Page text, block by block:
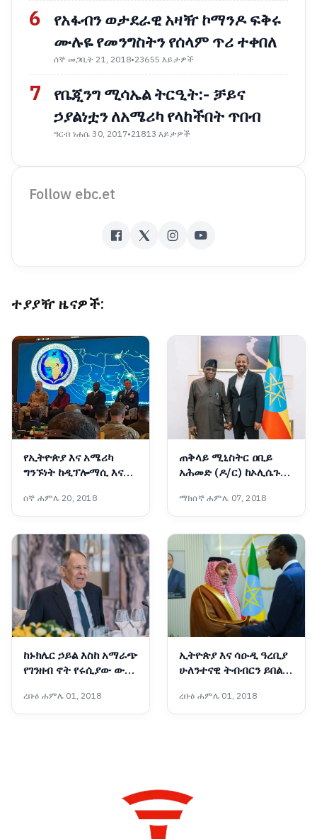
6
የአፋብን ወታደራዊ አዛዥ ኮማንዶ ፍቅሩ
ሙሉዬ የመንግስትን የሰላም ጥሪ ተቀበለ
ሰኞ መጋቢት 21, 2018•23655 እይታዎች
7
የቤጂንግ ሚሳኤል ትርዒት:- ቻይና
ኃያልነቷን ለአሜሪካ የላከችበት ጥበብ
ዓርብ ነሐሴ 30, 2017•21813 እይታዎች
Follow ebc.et
ተያያዥ ዜናዎች:
የኢትዮጵያ እና አሜሪካ
ግንኙነት ከዲፕሎማሲ እና
ስትራቴጂያዊ አጋርነት
እየተሸጋገረ ነው - አምባሳደር
ኤርቪን ማሲንጋ
ሰኞ ሐምሌ 20, 2018
ጠቅላይ ሚኒስትር ዐቢይ
አሕመድ (ዶ/ር) ከኦሊሴጉን
ማክሰኞ ሐምሌ 07, 2018
ከኑክሌር ኃይል እስከ አማራጭ
የገንዘብ ኖት የሩሲያው ውጭ
ለምን ተገኙ?
ረቡዕ ሐምሌ 01, 2018
ኢትዮጵያ እና ሳዑዲ ዓረቢያ
ሁለንተናዊ ትብብርን ይበልጥ
ላይ መከሩ
ረቡዕ ሐምሌ 01, 2018